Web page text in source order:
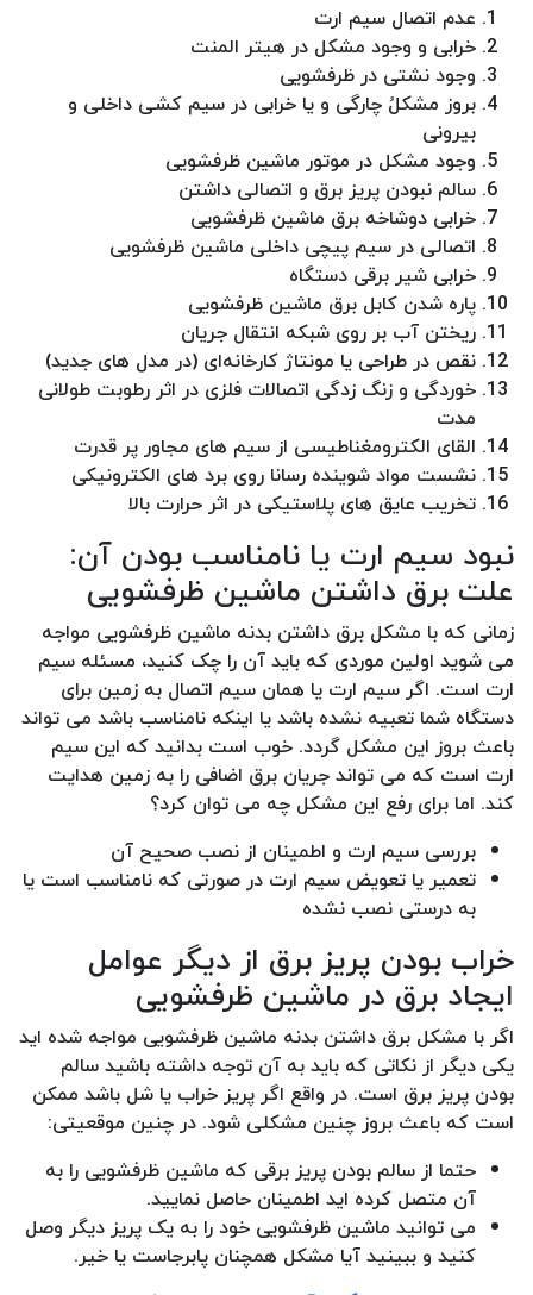
عدم اتصال سیم ارت
خرابی و وجود مشکل در هیتر المنت
وجود نشتی در ظرفشویی
بروز مشکلُ چارگی و یا خرابی در سیم کشی داخلی و
بیرونی
وجود مشکل در موتور ماشین ظرفشویی
سالم نبودن پریز برق و اتصالی داشتن
خرابی دوشاخه برق ماشین ظرفشویی
اتصالی در سیم پیچی داخلی ماشین ظرفشویی
خرابی شیر برقی دستگاه
پاره شدن کابل برق ماشین ظرفشویی
ریختن آب بر روی شبکه انتقال جریان
نقص در طراحی یا مونتاژ کارخانه‌ای (در مدل‌ های جدید)
خوردگی و زنگ زدگی اتصالات فلزی در اثر رطوبت طولانی
مدت
القای الکترومغناطیسی از سیم‌ های مجاور پر قدرت
نشست مواد شوینده رسانا روی برد های الکترونیکی
تخریب عایق‌ های پلاستیکی در اثر حرارت بالا
نبود سیم ارت یا نامناسب بودن آن:
علت برق داشتن ماشین ظرفشویی
زمانی که با مشکل برق داشتن بدنه ماشین ظرفشویی مواجه
می شوید اولین موردی که باید آن را چک کنید، مسئله سیم
ارت است. اگر سیم ارت یا همان سیم اتصال به زمین برای
دستگاه شما تعبیه نشده باشد یا اینکه نامناسب باشد می تواند
باعث بروز این مشکل گردد. خوب است بدانید که این سیم
ارت است که می تواند جریان برق اضافی را به زمین هدایت
کند. اما برای رفع این مشکل چه می توان کرد؟
بررسی سیم ارت و اطمینان از نصب صحیح آن
تعمیر یا تعویض سیم ارت در صورتی که نامناسب است یا
به درستی نصب نشده
خراب بودن پریز برق از دیگر عوامل
ایجاد برق در ماشین ظرفشویی
اگر با مشکل برق داشتن بدنه ماشین ظرفشویی مواجه شده اید
یکی دیگر از نکاتی که باید به آن توجه داشته باشید سالم
بودن پریز برق است. در واقع اگر پریز خراب یا شل باشد ممکن
است که باعث بروز چنین مشکلی شود. در چنین موقعیتی:
حتما از سالم بودن پریز برقی که ماشین ظرفشویی را به
آن متصل کرده اید اطمینان حاصل نمایید.
می توانید ماشین ظرفشویی خود را به یک پریز دیگر وصل
کنید و ببینید آیا مشکل همچنان پابرجاست یا خیر.